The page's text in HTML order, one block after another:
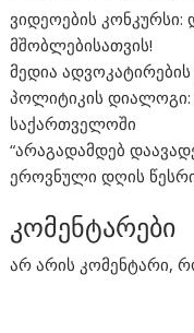
ვიდეოების კონკურსი:
მშობლებისათვის!
მედია
პოლიტიკის დიალოგი:
საქართველოში
“არაგადამდებ
ეროვნული დღის
კომენტარები
არ არის კომენტარი,